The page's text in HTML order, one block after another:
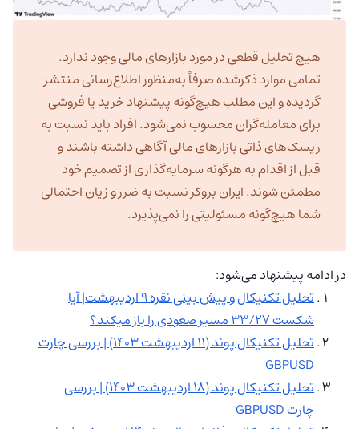
هیچ تحلیل قطعی در مورد بازارهای مالی وجود ندارد.
تمامی موارد ذکرشده صرفاً به‌منظور اطلاع‌رسانی منتشر
گردیده و این مطلب هیچ‌گونه پیشنهاد خرید یا فروشی
برای معامله‌گران محسوب نمی‌شود. افراد باید نسبت به
ریسک‌های ذاتی بازارهای مالی آگاهی داشته باشند و
قبل از اقدام به هرگونه سرمایه‌گذاری از تصمیم خود
مطمئن شوند. ایران بروکر نسبت به ضرر و زیان احتمالی
شما هیچ‌گونه مسئولیتی را نمی‌پذیرد.
در ادامه پیشنهاد می‌شود:
تحلیل تکنیکال و پیش‌ بینی نقره ۹ اردیبهشت| آیا
شکست ۳۳/۲۷ مسیر صعودی را باز میکند؟
تحلیل تکنیکال پوند (۱۱ اردیبهشت ۱۴۰۳) | بررسی چارت
GBPUSD
تحلیل تکنیکال پوند (۱۸ اردیبهشت ۱۴۰۳) | بررسی
چارت GBPUSD